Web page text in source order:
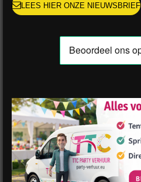
LEES HIER ONZE NIEUWSBRIEF